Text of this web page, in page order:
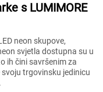
s LUMIMORE
neon skupove,
svjetla dostupna su u
ih čini savršenim za
trgovinsku jedinicu